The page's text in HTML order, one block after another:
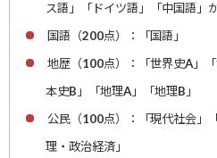
ス語」「ドイツ語」「中国語」
国語（200点）：「国語」
地歴（100点）：「世界史A」
本史B」「地理A」「地理B」
公民（100点）：「現代社会」
理・政治経済」